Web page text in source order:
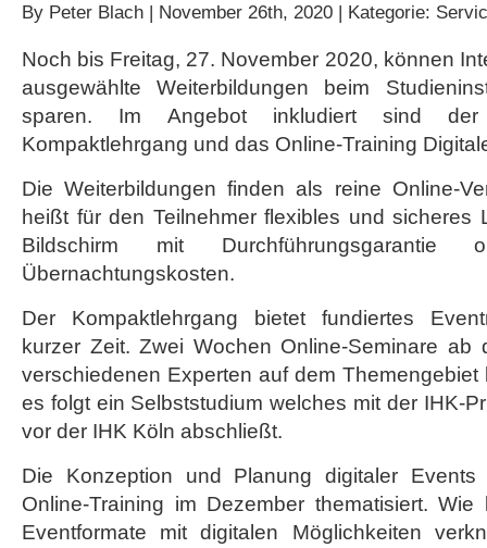
By Peter Blach | November 26th, 2020 | Kategorie:
Noch bis Freitag, 27. November 2020, können
ausgewählte Weiterbildungen beim
sparen. Im Angebot inkludiert sind der
Kompaktlehrgang und das Online-Training
Die Weiterbildungen finden als reine Online-
heißt für den Teilnehmer flexibles und sicheres
Bildschirm mit
Übernachtungskosten.
Der Kompaktlehrgang bietet fundiertes
kurzer Zeit. Zwei Wochen Online-Seminare
verschiedenen Experten auf dem
es folgt ein Selbststudium welches mit der IHK-
vor der IHK Köln abschließt.
Die Konzeption und Planung digitaler Events
Online-Training im Dezember thematisiert.
Eventformate mit digitalen Möglichkeiten